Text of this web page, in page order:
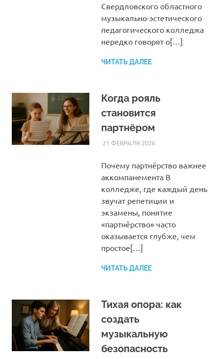
Свердловского областного
музыкально-эстетического
педагогического колледжа
нередко говорят о[…]
ЧИТАТЬ ДАЛЕЕ
Когда рояль
становится
партнёром
21 ФЕВРАЛЯ 2026SOMEPK
СТАТЬИ
Почему партнёрство важнее
аккомпанемента В
колледже, где каждый день
звучат репетиции и
экзамены, понятие
«партнёрство» часто
оказывается глубже, чем
простое[…]
ЧИТАТЬ ДАЛЕЕ
Тихая опора: как
создать
музыкальную
безопасность